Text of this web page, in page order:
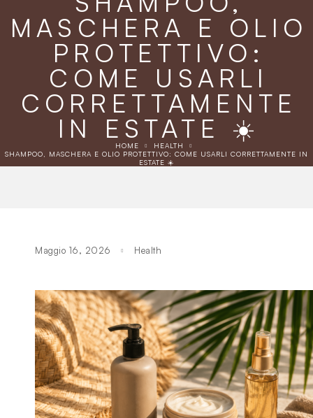
MASCHERA E OLIO
PROTETTIVO:
COME USARLI
CORRETTAMENTE
IN ESTATE ☀️
HOME
HEALTH
SHAMPOO, MASCHERA E OLIO PROTETTIVO: COME USARLI CORRETTAMENTE IN
ESTATE ☀️
Maggio 16, 2026 Health